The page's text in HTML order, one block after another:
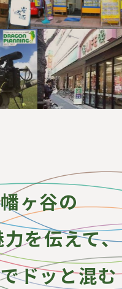
ヶ谷の
を伝えて、
ドッと混む